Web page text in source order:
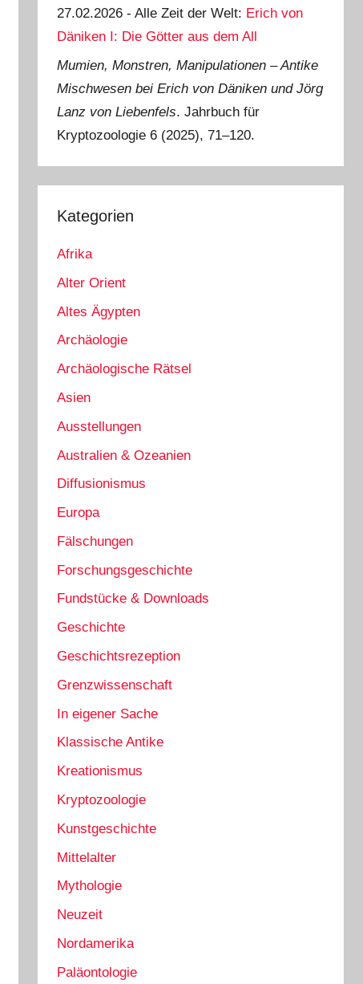
27.02.2026 - Alle Zeit der Welt: Erich von
Däniken I: Die Götter aus dem All
Mumien, Monstren, Manipulationen ‒ Antike
Mischwesen bei Erich von Däniken und Jörg
Lanz von Liebenfels. Jahrbuch für
Kryptozoologie 6 (2025), 71‒120.
Kategorien
Afrika
Alter Orient
Altes Ägypten
Archäologie
Archäologische Rätsel
Asien
Ausstellungen
Australien & Ozeanien
Diffusionismus
Europa
Fälschungen
Forschungsgeschichte
Fundstücke & Downloads
Geschichte
Geschichtsrezeption
Grenzwissenschaft
In eigener Sache
Klassische Antike
Kreationismus
Kryptozoologie
Kunstgeschichte
Mittelalter
Mythologie
Neuzeit
Nordamerika
Paläontologie